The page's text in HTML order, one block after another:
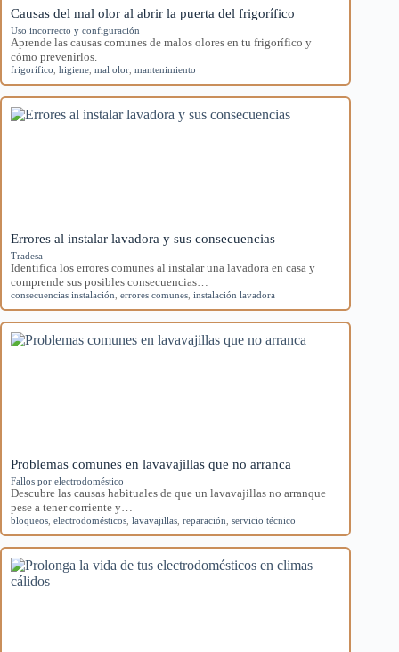
Causas del mal olor al abrir la puerta del frigorífico
Uso incorrecto y configuración
Aprende las causas comunes de malos olores en tu frigorífico y
cómo prevenirlos.
frigorífico higiene mal olor mantenimiento
Errores al instalar lavadora y sus consecuencias
Tradesa
Identifica los errores comunes al instalar una lavadora en casa y
comprende sus posibles consecuencias…
consecuencias instalación errores comunes instalación lavadora
Problemas comunes en lavavajillas que no arranca
Fallos por electrodoméstico
Descubre las causas habituales de que un lavavajillas no arranque
pese a tener corriente y…
bloqueos electrodomésticos lavavajillas reparación servicio técnico